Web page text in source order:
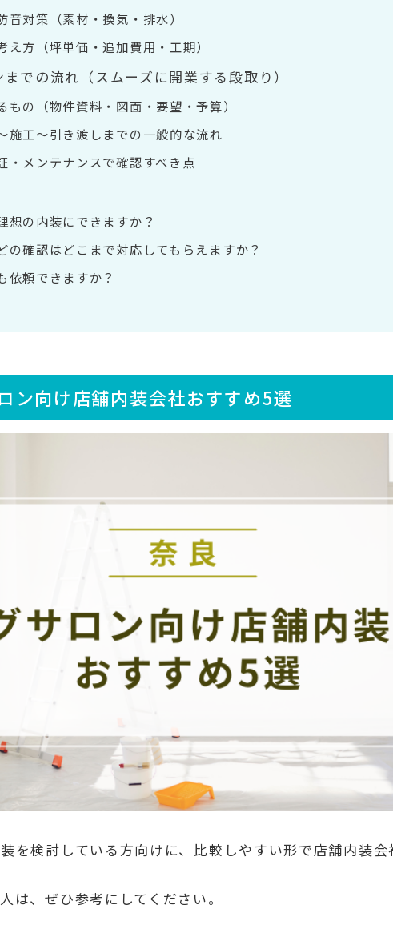
音対策（素材・換気・排水）
え方（坪単価・追加費用・工期）
での流れ（スムーズに開業する段取り）
もの（物件資料・図面・要望・予算）
施工〜引き渡しまでの一般的な流れ
・メンテナンスで確認すべき点
想の内装にできますか？
の確認はどこまで対応してもらえますか？
依頼できますか？
ン向け店舗内装会社おすすめ5選
を検討している方向けに、比較しやすい形で店舗内装会
は、ぜひ参考にしてください。